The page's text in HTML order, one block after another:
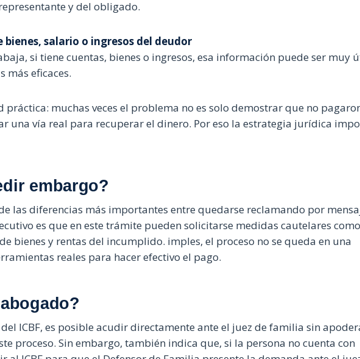
y del obligado.
salario o ingresos del deudor
si tiene cuentas, bienes o ingresos, esa información puede ser muy
más eficaces.
muchas veces el problema no es solo demostrar que no
una vía real para recuperar el dinero. Por eso la estrategia jurídica
embargo?
las diferencias más importantes entre quedarse reclamando por
es que en este trámite pueden solicitarse medidas cautelares como
bienes y rentas del incumplido. imples, el proceso no se queda en una
reales para hacer efectivo el pago.
ICBF, es posible acudir directamente ante el juez de familia sin
proceso. Sin embargo, también indica que, si la persona no cuenta con